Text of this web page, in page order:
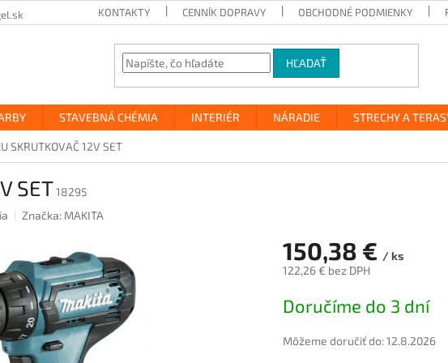
KONTAKTY CENNÍK DOPRAVY OBCHODNÉ PODMIENKY
HĽADAŤ
STAVEBNÁ CHÉMIA INTERIÉR NÁRADIE STRECHY A
SKRUTKOVAČ 12V SET
SET18295
Značka: MAKITA
150,38 € / ks
122,26 € bez DPH
cena:
Doručíme do 3 dní
Môžeme doručiť do:12.8.2026